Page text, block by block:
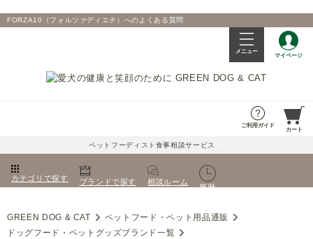
FORZA10（フォルツァディエチ）へのよくある質問
メニュー
マイページ
ご利用ガイド
カート
ペットフーディスト食事相談サービス
カテゴリで探す ブランドで探す 相談ルーム
履歴
GREEN DOG & CAT
ペットフード・ペット用品通販
ドッグフード・ペットグッズブランド一覧